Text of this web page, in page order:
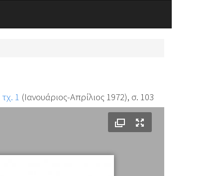
τχ. 1 (Ιανουάριος-Απρίλιος 1972), σ. 103